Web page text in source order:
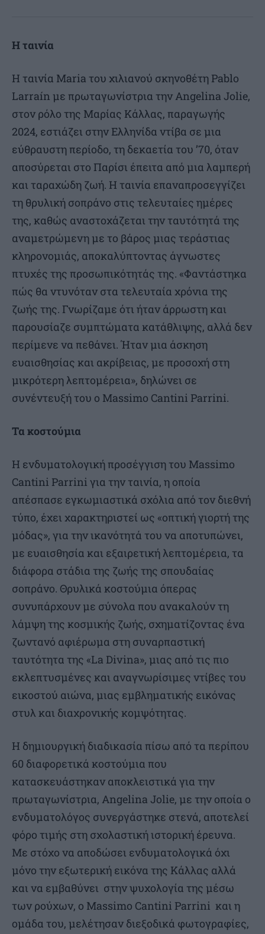
Η ταινία
Η ταινία Maria του χιλιανού σκηνοθέτη Pablo
Larraín με πρωταγωνίστρια την Angelina Jolie,
στον ρόλο της Μαρίας Κάλλας, παραγωγής
2024, εστιάζει στην Ελληνίδα ντίβα σε μια
εύθραυστη περίοδο, τη δεκαετία του ’70, όταν
αποσύρεται στο Παρίσι έπειτα από μια λαμπερή
και ταραχώδη ζωή. Η ταινία επαναπροσεγγίζει
τη θρυλική σοπράνο στις τελευταίες ημέρες
της, καθώς αναστοχάζεται την ταυτότητά της
αναμετρώμενη με το βάρος μιας τεράστιας
κληρονομιάς, αποκαλύπτοντας άγνωστες
πτυχές της προσωπικότητάς της. «Φαντάστηκα
πώς θα ντυνόταν στα τελευταία χρόνια της
ζωής της. Γνωρίζαμε ότι ήταν άρρωστη και
παρουσίαζε συμπτώματα κατάθλιψης, αλλά δεν
περίμενε να πεθάνει. Ήταν μια άσκηση
ευαισθησίας και ακρίβειας, με προσοχή στη
μικρότερη λεπτομέρεια», δηλώνει σε
συνέντευξή του ο Massimo Cantini Parrini.
Τα κοστούμια
Η ενδυματολογική προσέγγιση του Massimo
Cantini Parrini για την ταινία, η οποία
απέσπασε εγκωμιαστικά σχόλια από τον διεθνή
τύπο, έχει χαρακτηριστεί ως «οπτική γιορτή της
μόδας», για την ικανότητά του να αποτυπώνει,
με ευαισθησία και εξαιρετική λεπτομέρεια, τα
διάφορα στάδια της ζωής της σπουδαίας
σοπράνο. Θρυλικά κοστούμια όπερας
συνυπάρχουν με σύνολα που ανακαλούν τη
λάμψη της κοσμικής ζωής, σχηματίζοντας ένα
ζωντανό αφιέρωμα στη συναρπαστική
ταυτότητα της «La Divina», μιας από τις πιο
εκλεπτυσμένες και αναγνωρίσιμες ντίβες του
εικοστού αιώνα, μιας εμβληματικής εικόνας
στυλ και διαχρονικής κομψότητας.
Η δημιουργική διαδικασία πίσω από τα περίπου
60 διαφορετικά κοστούμια που
κατασκευάστηκαν αποκλειστικά για την
πρωταγωνίστρια, Angelina Jolie, με την οποία ο
ενδυματολόγος συνεργάστηκε στενά, αποτελεί
φόρο τιμής στη σχολαστική ιστορική έρευνα.
Με στόχο να αποδώσει ενδυματολογικά όχι
μόνο την εξωτερική εικόνα της Κάλλας αλλά
και να εμβαθύνει στην ψυχολογία της μέσω
των ρούχων, ο Massimo Cantini Parrini και η
ομάδα του, μελέτησαν διεξοδικά φωτογραφίες,